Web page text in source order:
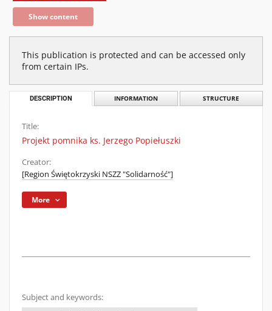
Show content
This publication is protected and can be accessed only
from certain IPs.
DESCRIPTION INFORMATION STRUCTURE
Title:
Projekt pomnika ks. Jerzego Popiełuszki
Creator:
[Region Świętokrzyski NSZZ "Solidarność"]
More
Subject and keywords: